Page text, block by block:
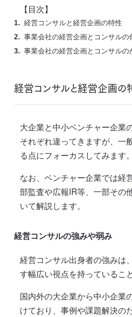
【目次】
経営コンサルと経営企画の特性
事業会社の経営企画とコンサルの
事業会社の経営企画とコンサルの
経営コンサルと経営企画の
大企業と中小ベンチャー企業
それぞれ違ってきますが、一
る点にフォーカスしてみます。
なお、ベンチャー企業では経
部監査や広報IR等、一部その
いて解説します。
経営コンサルの強みや弱み
経営コンサル出身者の強みは
す幅広い視点を持っていること
国内外の大企業から中小企業
けており、事例や課題解決の